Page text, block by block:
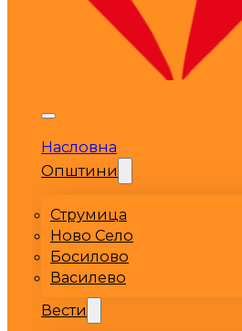
Насловна
Општини
Струмица
Ново Село
Босилово
Василево
Вести